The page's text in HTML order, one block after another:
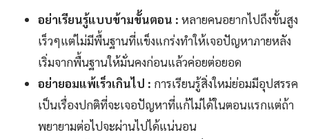
อย่าเรียนรู้แบบข้ามขั้นตอน : หลายคนอยากไปถึงขั้นสูง
เร็วๆแต่ไม่มีพื้นฐานที่แข็งแกร่งทำให้เจอปัญหาภายหลัง
เริ่มจากพื้นฐานให้มั่นคงก่อนแล้วค่อยต่อยอด
อย่ายอมแพ้เร็วเกินไป : การเรียนรู้สิ่งใหม่ย่อมมีอุปสรรค
เป็นเรื่องปกติที่จะเจอปัญหาที่แก้ไม่ได้ในตอนแรกแต่ถ้า
พยายามต่อไปจะผ่านไปได้แน่นอน